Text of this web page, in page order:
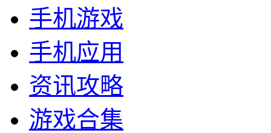
手机游戏
手机应用
资讯攻略
游戏合集